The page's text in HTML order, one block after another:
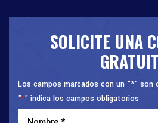
SOLICITE UNA
Los campos marcados con un "*" son
"*" indica los campos obligatorios